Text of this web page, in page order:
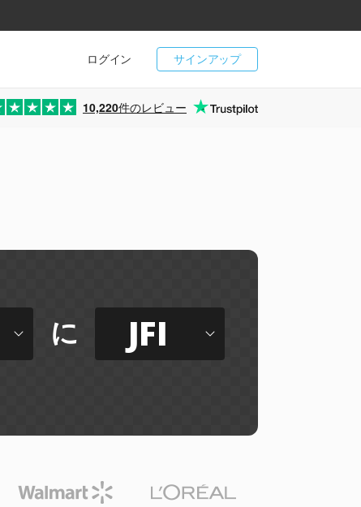
サインアップ
ログイン
10,220件のレビュー
に JFI